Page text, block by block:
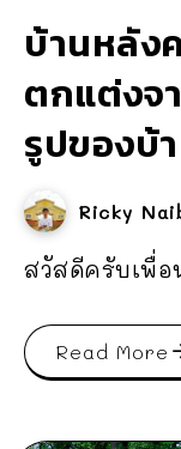
บ้านหลัง
ตกแต่งจ
รูปของบ้
Ricky
สวัสดีครับเพื่อ
Read More